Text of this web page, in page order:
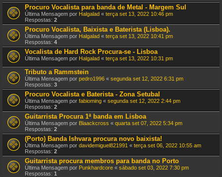
Procuro Vocalista para banda de Metal - Margem Sul
Última Mensagem por Halgalad « terça set 13, 2022 10:46 pm
Respostas: 2
Procuro Vocalista, Baixista e Baterista (Lisboa).
Última Mensagem por Halgalad « terça set 13, 2022 10:41 pm
Respostas: 4
Vocalista de Hard Rock Procura-se - Lisboa
Última Mensagem por Halgalad « terça set 13, 2022 10:31 pm
Tributo a Rammstein
Última Mensagem por pedro1996 « segunda set 12, 2022 6:31 pm
Respostas: 3
Procuro Vocalista e Baterista - Zona Setubal
Última Mensagem por fabioming « segunda set 12, 2022 2:44 pm
Respostas: 2
Guitarrista Procura 1ª banda em Lisboa
Última Mensagem por Blaackcross « quarta set 07, 2022 5:34 pm
Respostas: 2
(Porto) Banda Ishvara procura novo baixista!
Última Mensagem por davidemiguel821991 « terça set 06, 2022 10:55 am
Respostas: 2
Guitarrista procura membros para banda no Porto
Última Mensagem por Punkhardcore « sábado set 03, 2022 7:30 pm
Respostas: 1